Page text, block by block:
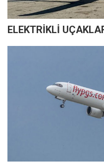
ELEKTRİKLİ